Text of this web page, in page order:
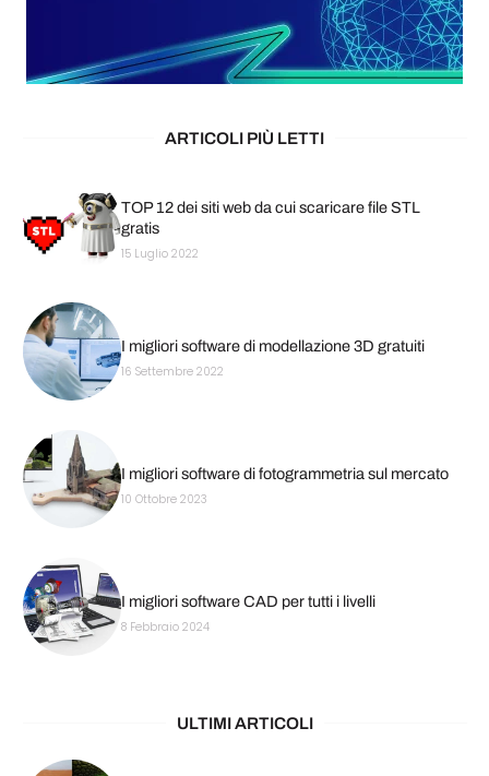
ARTICOLI PIÙ LETTI
TOP 12 dei siti web da cui scaricare file STL
gratis
15 Luglio 2022
I migliori software di modellazione 3D gratuiti
16 Settembre 2022
I migliori software di fotogrammetria sul mercato
10 Ottobre 2023
I migliori software CAD per tutti i livelli
8 Febbraio 2024
ULTIMI ARTICOLI